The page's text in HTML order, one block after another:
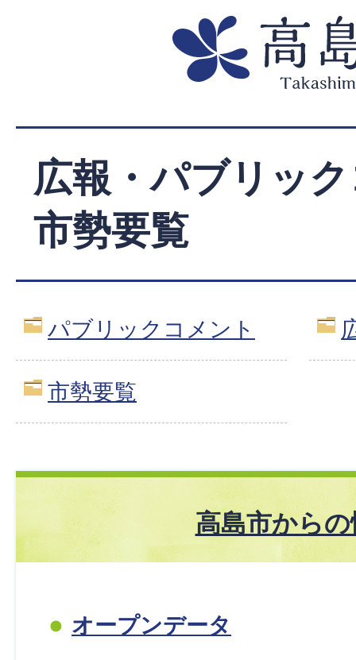
広報・パブリッ
市勢要覧
パブリックコメント
市勢要覧
高島市からの
オープンデータ